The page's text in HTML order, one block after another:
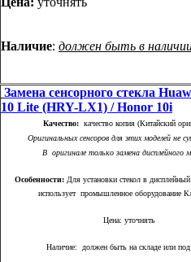
Наличие: должен быть в
Замена сенсорного стекла
10 Lite (HRY-LX1) / Honor 10i
Качество:качество копия (Китайский
Оригинальных сенсоров для этих моделей не
В оригинале только замена дисплейного
Особенности:Для установки стекол в
использует промышленное оборудование
Цена: уточнять
Наличие: должен быть на складе или под